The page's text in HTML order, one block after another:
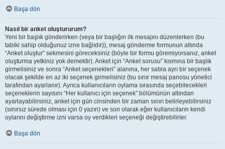
Başa dön
Nasıl bir anket oluştururum?
Yeni bir başlık gönderirken (veya bir başlığın ilk mesajını düzenlerken (bu
tabiki sahip olduğunuz izne bağlıdır)), mesaj gönderme formunun altında
“Anket oluştur” sekmesini göreceksiniz (böyle bir formu göremiyorsanız, anket
oluşturma yetkiniz yok demektir). Anket için “Anket sorusu” kısmına bir başlık
girmelisiniz ve sonra “Anket seçenekleri” alanına, her satıra ayrı bir seçenek
olacak şekilde en az iki seçenek girmelisiniz (bu sınır mesaj panosu yönetici
tarafından ayarlanır). Ayrıca kullanıcıların oylama sırasında seçebilecekleri
seçeneklerin sayısını “Her kullanıcı için seçenek” bölümünün altından
ayarlayabilirsiniz, anket için gün cinsinden bir zaman sınırı belirleyebilirsiniz
(sınırsız sürede olması için 0 yazın) ve son olarak eğer kullanıcıların kendi
oylarını değiştirme izni varsa oy verdikleri seçeneği değiştirebilirler.
Başa dön